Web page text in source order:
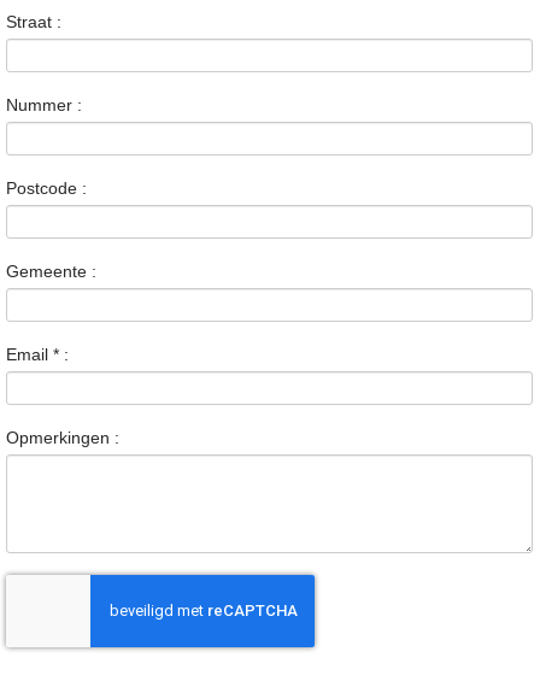
Straat :
Nummer :
Postcode :
Gemeente :
Email * :
Opmerkingen :